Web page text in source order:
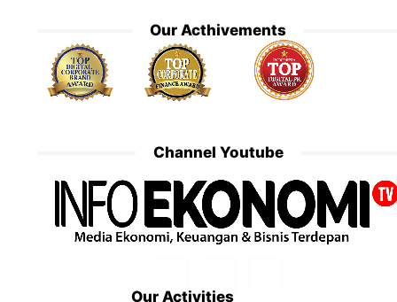
Our Acthivements
Channel Youtube
Our Activities